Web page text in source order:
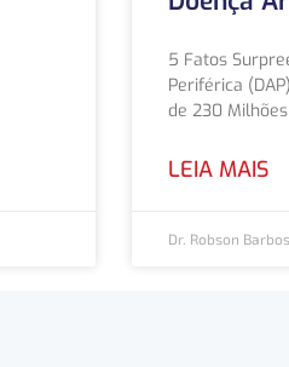
5 Fatos
Periférica
de 230
LEIA MAIS
Dr. Robson